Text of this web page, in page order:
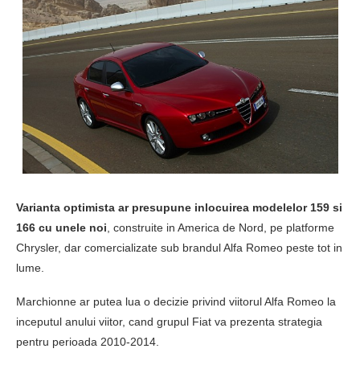
Varianta optimista ar presupune inlocuirea modelelor 159 si
166 cu unele noi , construite in America de Nord, pe platforme
Chrysler, dar comercializate sub brandul Alfa Romeo peste tot in
lume.
Marchionne ar putea lua o decizie privind viitorul Alfa Romeo la
inceputul anului viitor, cand grupul Fiat va prezenta strategia
pentru perioada 2010-2014.